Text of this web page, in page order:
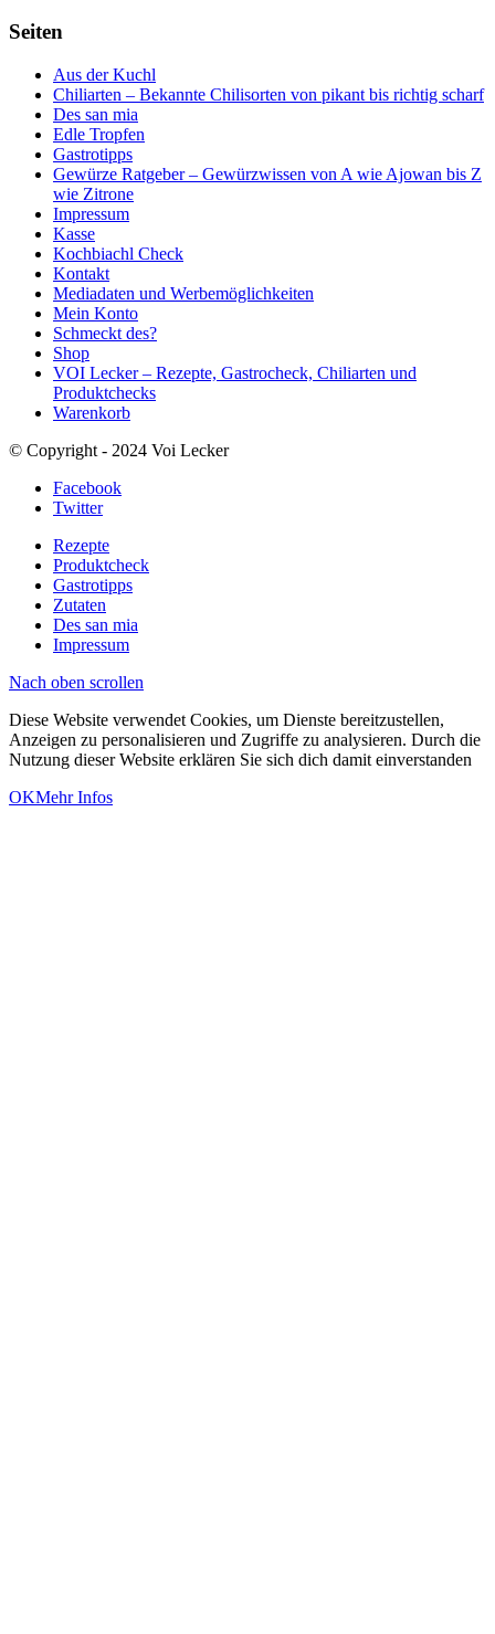
Seiten
Aus der Kuchl
Chiliarten – Bekannte Chilisorten von pikant bis richtig scharf
Des san mia
Edle Tropfen
Gastrotipps
Gewürze Ratgeber – Gewürzwissen von A wie Ajowan bis Z
wie Zitrone
Impressum
Kasse
Kochbiachl Check
Kontakt
Mediadaten und Werbemöglichkeiten
Mein Konto
Schmeckt des?
Shop
VOI Lecker – Rezepte, Gastrocheck, Chiliarten und
Produktchecks
Warenkorb
© Copyright - 2024 Voi Lecker
Facebook
Twitter
Rezepte
Produktcheck
Gastrotipps
Zutaten
Des san mia
Impressum
Nach oben scrollen
Diese Website verwendet Cookies, um Dienste bereitzustellen,
Anzeigen zu personalisieren und Zugriffe zu analysieren. Durch die
Nutzung dieser Website erklären Sie sich dich damit einverstanden
OKMehr Infos